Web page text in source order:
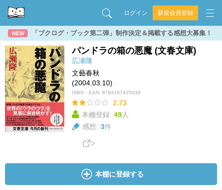
ログイン 新規会員登録
NEW 「ブクログ・ブック第二弾」制作決定＆掲載する感想大募集！
パンドラの箱の悪魔 (文春文庫)
広瀬隆
文藝春秋
(2004.03.10)
ISBN・EAN: 9784167425036
2.73
本棚登録: 49人
感想: 3件
本棚に登録する